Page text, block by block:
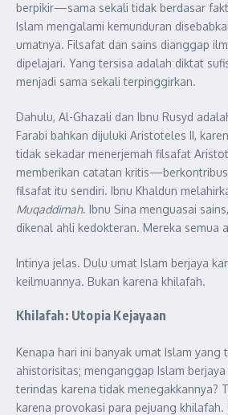
berpikir—sama sekali tidak berdasar
Islam mengalami kemunduran
umatnya. Filsafat dan sains dianggap
dipelajari. Yang tersisa adalah diktat
menjadi sama sekali terpinggirkan.
Dahulu, Al-Ghazali dan Ibnu Rusyd
Farabi bahkan dijuluki Aristoteles II,
tidak sekadar menerjemah filsafat
memberikan catatan
filsafat itu sendiri. Ibnu Khaldun
Muqaddimah. Ibnu Sina menguasai
dikenal ahli kedokteran. Mereka semua
Intinya jelas. Dulu umat Islam berjaya
keilmuannya. Bukan karena khilafah.
Khilafah: Utopia Kejayaan
Kenapa hari ini banyak umat Islam yang
ahistorisitas; menganggap Islam
terindas karena tidak menegakkannya?
karena provokasi para pejuang khilafah.